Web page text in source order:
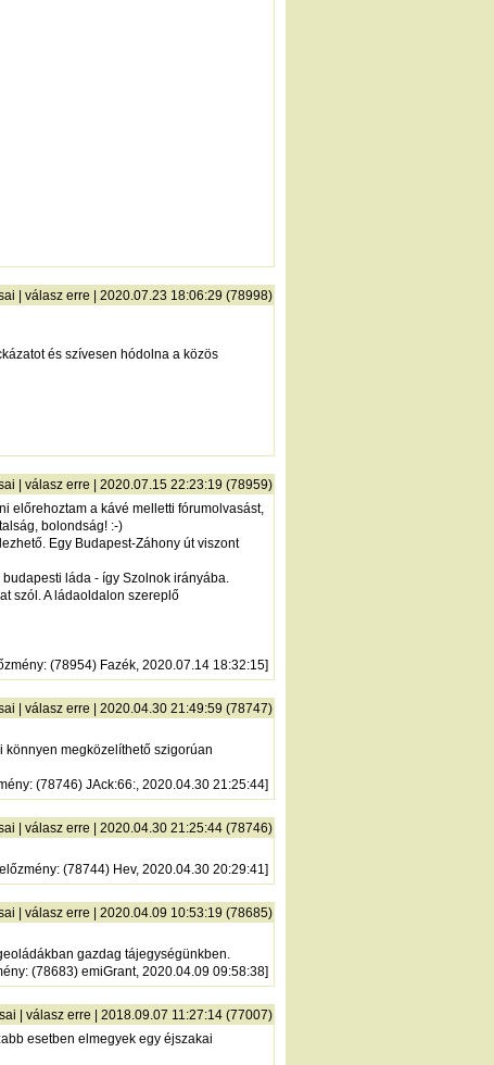
válasz erre | 2020.07.23 18:06:29 (78998)
és szívesen hódolna a közös
válasz erre | 2020.07.15 22:23:19 (78959)
előrehoztam a kávé melletti fórumolvasást,
bolondság! :-)
Egy Budapest-Záhony út viszont
láda - így Szolnok irányába.
szól. A ládaoldalon szereplő
: (78954) Fazék, 2020.07.14 18:32:15]
válasz erre | 2020.04.30 21:49:59 (78747)
könnyen megközelíthető szigorúan
: (78746) JAck:66:, 2020.04.30 21:25:44]
válasz erre | 2020.04.30 21:25:44 (78746)
előzmény: (78744) Hev, 2020.04.30 20:29:41]
válasz erre | 2020.04.09 10:53:19 (78685)
gazdag tájegységünkben.
: (78683) emiGrant, 2020.04.09 09:58:38]
válasz erre | 2018.09.07 11:27:14 (77007)
esetben elmegyek egy éjszakai